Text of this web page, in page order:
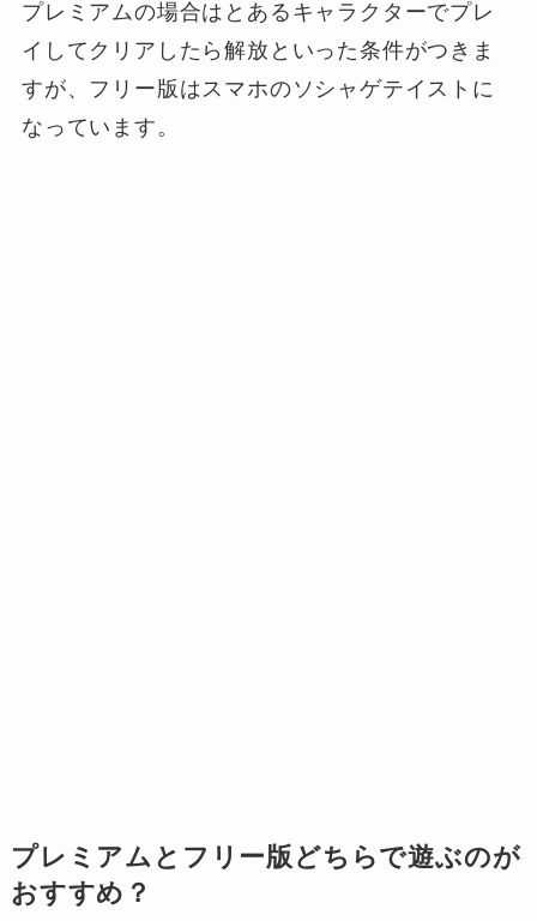
プレミアムの場合はとあるキャラクターでプレ
イしてクリアしたら解放といった条件がつきま
すが、フリー版はスマホのソシャゲテイストに
なっています。
プレミアムとフリー版どちらで遊ぶのが
おすすめ？